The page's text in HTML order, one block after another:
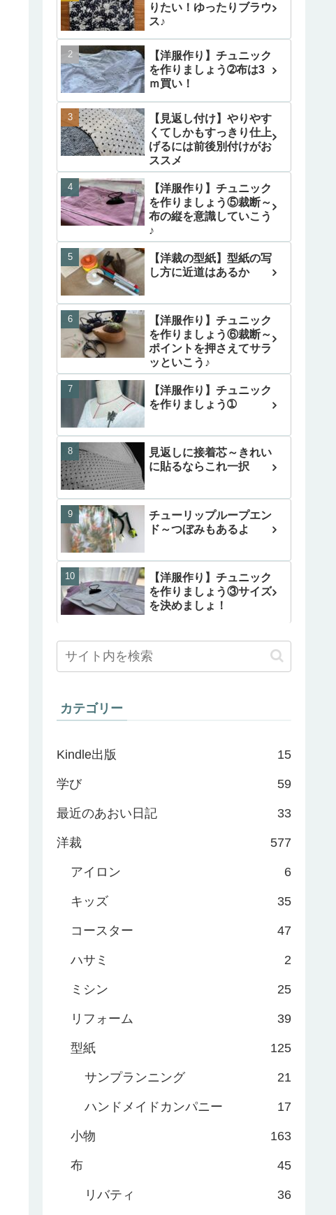
りたい！ゆったりブラウ
ス♪
【洋服作り】チュニック
を作りましょう➁布は3
ｍ買い！
【見返し付け】やりやす
くてしかもすっきり仕上
げるには前後別付けがお
ススメ
【洋服作り】チュニック
を作りましょう⑤裁断～
布の縦を意識していこう
♪
【洋裁の型紙】型紙の写
し方に近道はあるか
【洋服作り】チュニック
を作りましょう⑥裁断～
ポイントを押さえてサラ
ッといこう♪
【洋服作り】チュニック
を作りましょう➀
見返しに接着芯～きれい
に貼るならこれ一択
チューリップループエン
ド～つぼみもあるよ
【洋服作り】チュニック
を作りましょう③サイズ
を決めましょ！
カテゴリー
Kindle出版 15
学び 59
最近のあおい日記 33
洋裁 577
アイロン 6
キッズ 35
コースター 47
ハサミ 2
ミシン 25
リフォーム 39
型紙 125
サンプランニング 21
ハンドメイドカンパニー 17
小物 163
布 45
リバティ 36